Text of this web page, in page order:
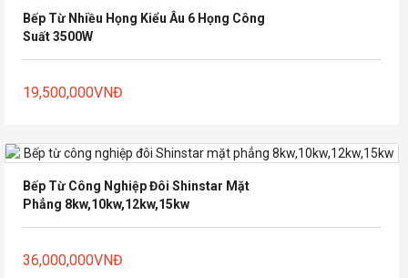
Bếp Từ Nhiều Họng Kiểu Âu 6 Họng Công
Suất 3500W
19,500,000VNĐ
Bếp Từ Công Nghiệp Đôi Shinstar Mặt
Phẳng 8kw,10kw,12kw,15kw
36,000,000VNĐ